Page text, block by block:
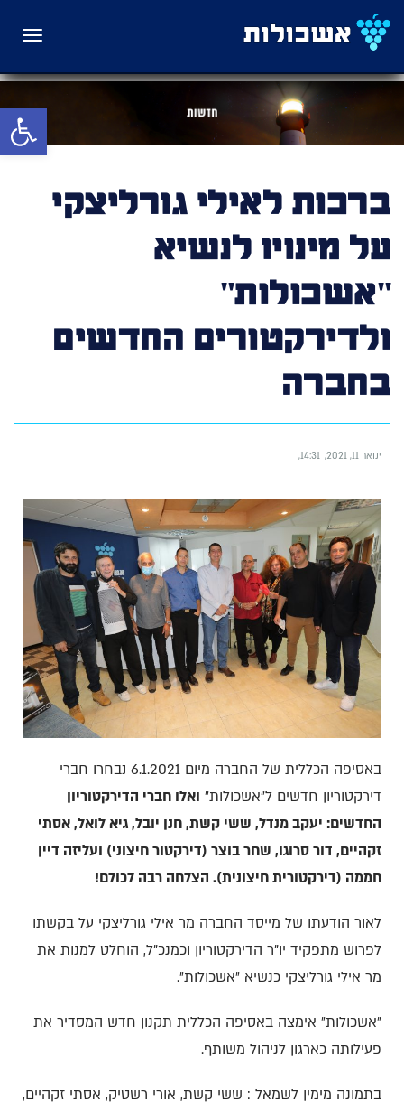
פתח
תפריט
ברכות לאילי גורליצקי
על מינויו לנשיא
"אשכולות"
ולדירקטורים החדשים
בחברה
ינואר 11, 2021 14:31
באסיפה הכללית של החברה מיום 6.1.2021 נבחרו חברי
דירקטוריון חדשים ל״אשכולות״ ואלו חברי הדירקטוריון
החדשים: יעקב מנדל, ששי קשת, חנן יובל, גיא לואל, אסתי
זקהיים, דור סרוגו, שחר בוצר (דירקטור חיצוני) ועליזה דיין
חממה (דירקטורית חיצונית). הצלחה רבה לכולם!
לאור הודעתו של מייסד החברה מר אילי גורליצקי על בקשתו
לפרוש מתפקיד יו"ר הדירקטוריון וכמנכ"ל, הוחלט למנות את
מר אילי גורליצקי כנשיא ״אשכולות״.
״אשכולות״ אימצה באסיפה הכללית תקנון חדש המסדיר את
פעילותה כארגון לניהול משותף.
בתמונה מימין לשמאל : ששי קשת, אורי רשטיק, אסתי זקהיים,